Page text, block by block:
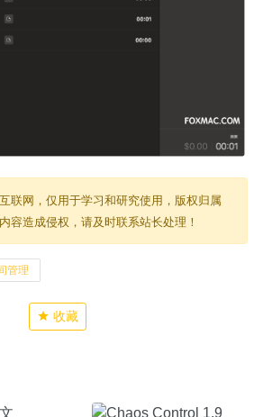
联网，仅用于学习和研究使用，版权归属
容造成侵权，请及时联系站长处理！
管理
收藏